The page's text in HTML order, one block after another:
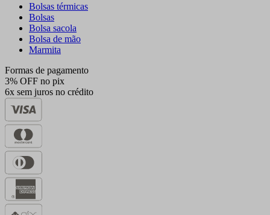
Bolsas térmicas
Bolsas
Bolsa sacola
Bolsa de mão
Marmita
Formas de pagamento
3% OFF no pix
6x sem juros no crédito